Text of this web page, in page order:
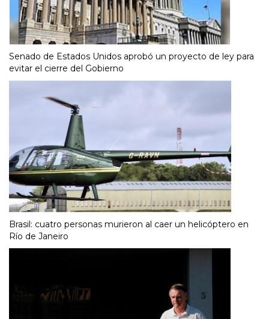
Senado de Estados Unidos aprobó un proyecto de ley para
evitar el cierre del Gobierno
Brasil: cuatro personas murieron al caer un helicóptero en
Río de Janeiro